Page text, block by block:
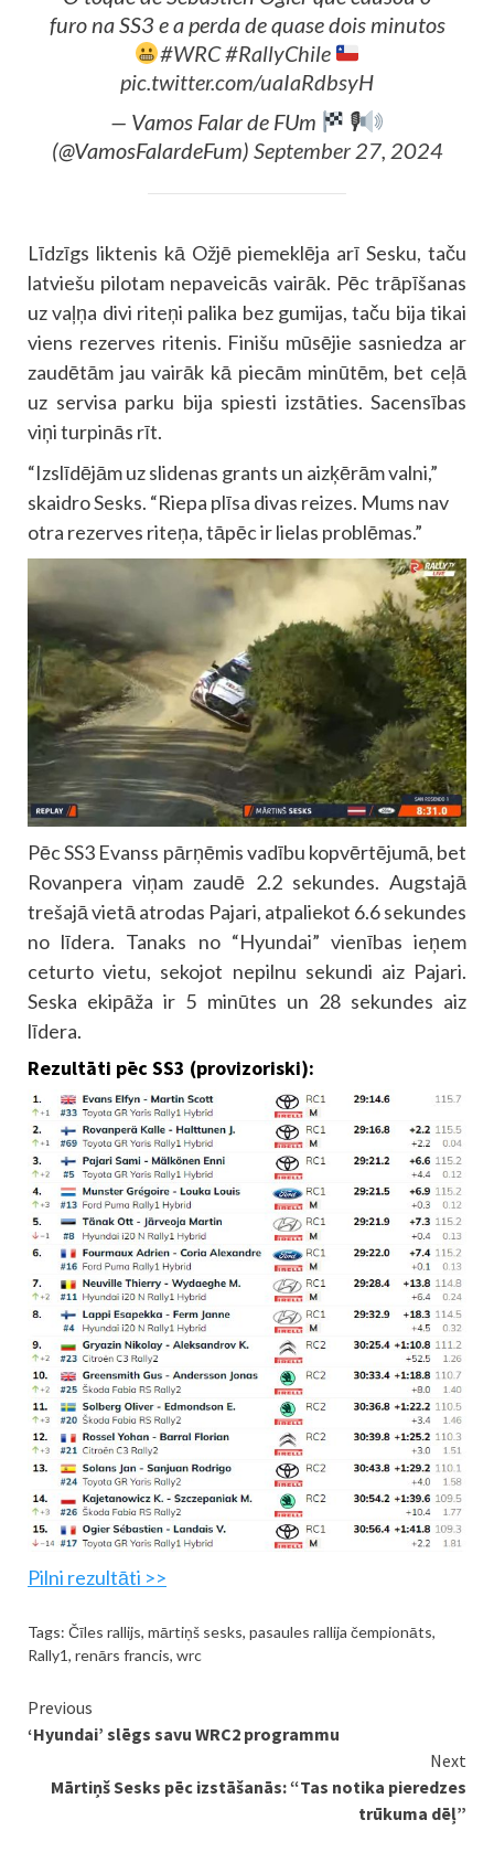
furo na SS3 e a perda de quase dois minutos
#WRC#RallyChile
pic.twitter.com/uaIaRdbsyH
— Vamos Falar de FUm
🎙
(@VamosFalardeFum) September 27, 2024
Līdzīgs liktenis kā Ožjē piemeklēja arī Sesku, taču
latviešu pilotam nepaveicās vairāk. Pēc trāpīšanas
uz vaļņa divi riteņi palika bez gumijas, taču bija tikai
viens rezerves ritenis. Finišu mūsējie sasniedza ar
zaudētām jau vairāk kā piecām minūtēm, bet ceļā
uz servisa parku bija spiesti izstāties. Sacensības
viņi turpinās rīt.
“Izslīdējām uz slidenas grants un aizķērām valni,”
skaidro Sesks. “Riepa plīsa divas reizes. Mums nav
otra rezerves riteņa, tāpēc ir lielas problēmas.”
Pēc SS3 Evanss pārņēmis vadību kopvērtējumā, bet
Rovanpera viņam zaudē 2.2 sekundes. Augstajā
trešajā vietā atrodas Pajari, atpaliekot 6.6 sekundes
no līdera. Tanaks no “Hyundai” vienības ieņem
ceturto vietu, sekojot nepilnu sekundi aiz Pajari.
Seska ekipāža ir 5 minūtes un 28 sekundes aiz
līdera.
Rezultāti pēc SS3 (provizoriski):
Pilni rezultāti >>
Tags: Čīles rallijs, mārtiņš sesks, pasaules rallija čempionāts,
Rally1, renārs francis, wrc
Continue
Reading
Previous
‘Hyundai’ slēgs savu WRC2 programmu
Next
Mārtiņš Sesks pēc izstāšanās: “Tas notika pieredzes
trūkuma dēļ”